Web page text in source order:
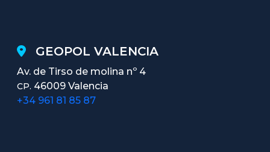
GEOPOL VALENCIA
Av. de Tirso de molina nº 4
CP. 46009 Valencia
+34 961 81 85 87